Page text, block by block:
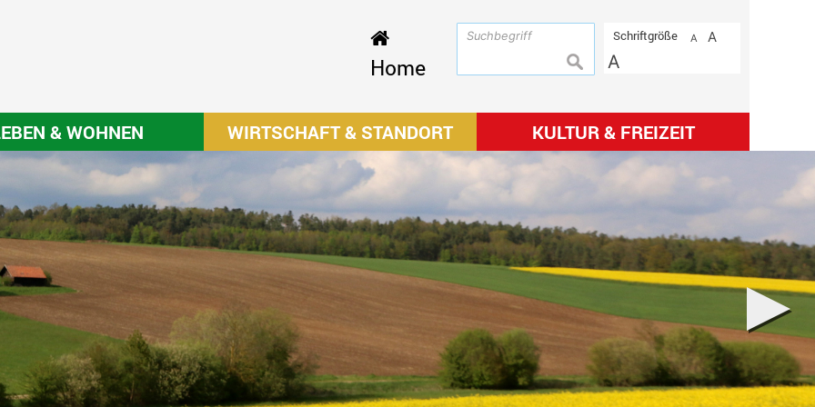
Schriftgröße A A
A
suchen
Home
& WOHNEN WIRTSCHAFT & STANDORT KULTUR & FREIZEIT